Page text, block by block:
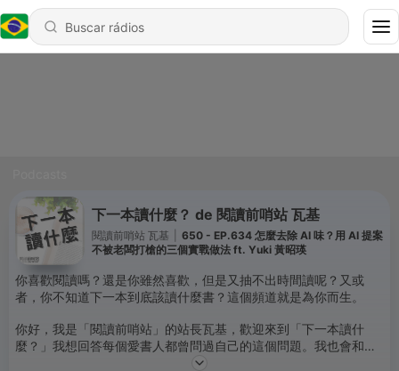
下一本讀什麼？ de 閱讀前哨站 瓦基
閱讀前哨站 瓦基
650 - EP.634 怎麼去除 AI 味？用 AI 提案
不被老闆打槍的三個實戰做法 ft. Yuki 黃昭瑛
你喜歡閱讀嗎？還是你雖然喜歡，但是又抽不出時間讀呢？又或
者，你不知道下一本到底該讀什麼書？這個頻道就是為你而生。
你好，我是「閱讀前哨站」的站長瓦基，歡迎來到「下一本讀什
麼？」我想回答每個愛書人都曾問過自己的這個問題。我也會和你
分享關於閱讀的大小事，還有許多書籍的心得和評論。更重要的